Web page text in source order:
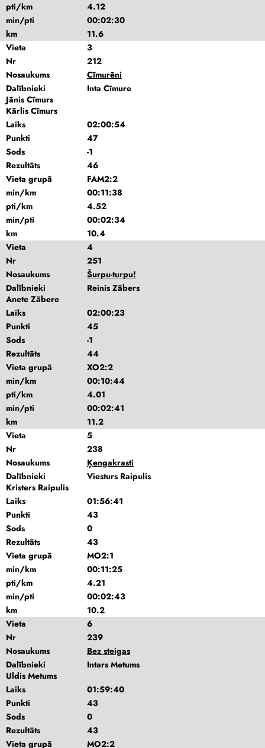
pti/km
4.12
min/pti
00:02:30
km
11.6
Vieta
3
Nr
212
Nosaukums
Cīmurēni
Dalībnieki
Inta Cīmure
Jānis Cīmurs
Kārlis Cīmurs
Laiks
02:00:54
Punkti
47
Sods
-1
Rezultāts
46
Vieta grupā
FAM2:2
min/km
00:11:38
pti/km
4.52
min/pti
00:02:34
km
10.4
Vieta
4
Nr
251
Nosaukums
Šurpu-turpu!
Dalībnieki
Reinis Zābers
Anete Zābere
Laiks
02:00:23
Punkti
45
Sods
-1
Rezultāts
44
Vieta grupā
XO2:2
min/km
00:10:44
pti/km
4.01
min/pti
00:02:41
km
11.2
Vieta
5
Nr
238
Nosaukums
Ķengakrasti
Dalībnieki
Viesturs Raipulis
Kristers Raipulis
Laiks
01:56:41
Punkti
43
Sods
0
Rezultāts
43
Vieta grupā
MO2:1
min/km
00:11:25
pti/km
4.21
min/pti
00:02:43
km
10.2
Vieta
6
Nr
239
Nosaukums
Bez steigas
Dalībnieki
Intars Metums
Uldis Metums
Laiks
01:59:40
Punkti
43
Sods
0
Rezultāts
43
Vieta grupā
MO2:2